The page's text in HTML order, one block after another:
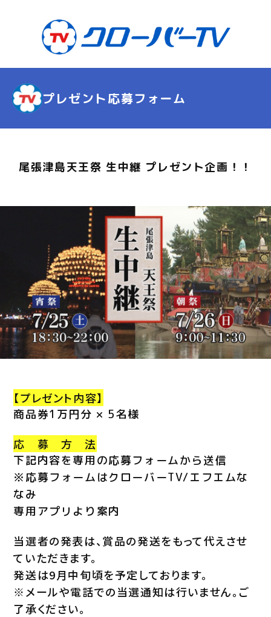
プレゼント応募フォーム
尾張津島天王祭 生中継 プレゼント企画！！
【プレゼント内容】
商品券1万円分 × 5名様
応 募 方 法
下記内容を専用の応募フォームから送信
※応募フォームはクローバーTV/エフエムな
なみ
専用アプリより案内
当選者の発表は、賞品の発送をもって代えさせ
ていただきます。
発送は9月中旬頃を予定しております。
※メールや電話での当選通知は行いません。ご
了承ください。